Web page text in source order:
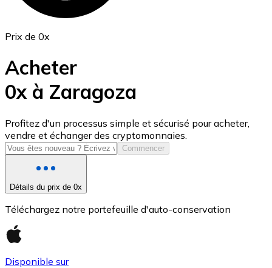
USD Coin
USDC
Prix de 0x
Acheter
0x à Zaragoza
Profitez d'un processus simple et sécurisé pour acheter,
vendre et échanger des cryptomonnaies.
Commencer
Détails du prix de 0x
Téléchargez notre portefeuille d'auto-conservation
Disponible sur